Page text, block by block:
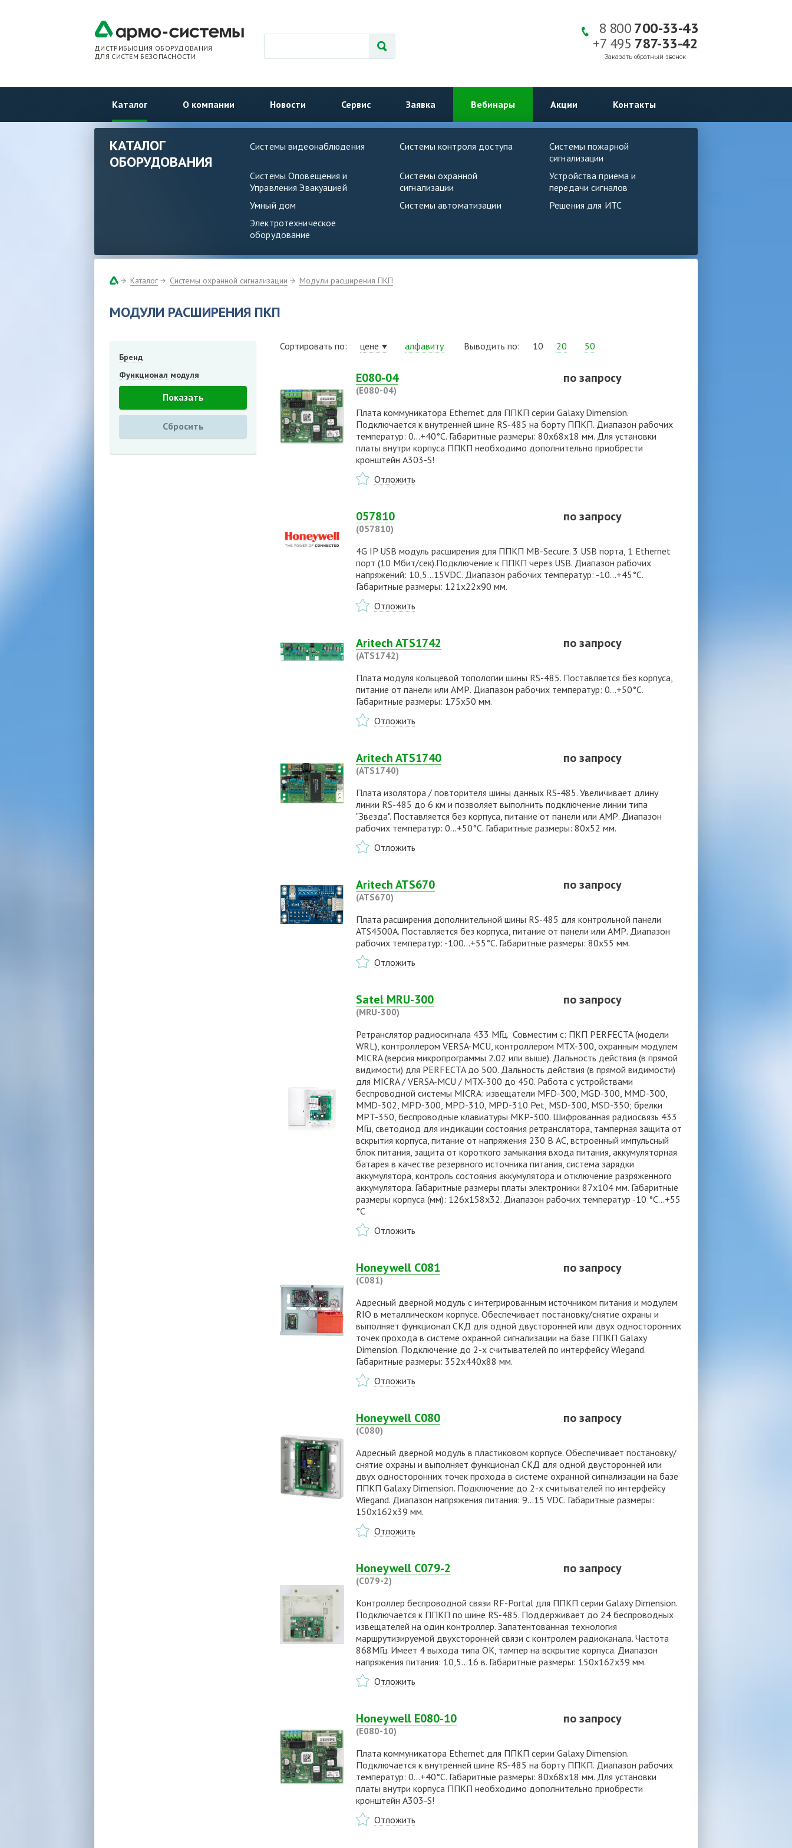
ДИСТРИБЬЮЦИЯ ОБОРУДОВАНИЯ
ДЛЯ СИСТЕМ БЕЗОПАСНОСТИ
8 800700-33-43
+7 495 787-33-42
Заказать обратный звонок
Каталог О компании Новости Сервис Заявка Вебинары Акции Контакты
КАТАЛОГ
ОБОРУДОВАНИЯ
Системы видеонаблюдения Системы контроля доступа
Системы пожарной
сигнализации
Системы Оповещения и
Управления Эвакуацией
Системы охранной
сигнализации
Устройства приема и
передачи сигналов
Умный дом
Системы автоматизации
Решения для ИТС
Электротехническое
оборудование
Каталог Системы охранной сигнализации Модули расширения ПКП
МОДУЛИ РАСШИРЕНИЯ ПКП
Бренд
Функционал модуля
Сортировать по: цене алфавиту Выводить по: 10 20 50
E080-04
(E080-04)
по запросу
Плата коммуникатора Ethernet для ППКП серии Galaxy Dimension.
Подключается к внутренней шине RS-485 на борту ППКП. Диапазон рабочих
температур: 0…+40°С. Габаритные размеры: 80х68х18 мм. Для установки
платы внутри корпуса ППКП необходимо дополнительно приобрести
кронштейн A303-S!
Отложить
057810
(057810)
по запросу
4G IP USB модуль расширения для ППКП MB-Secure. 3 USB порта, 1 Ethernet
порт (10 Мбит/сек).Подключение к ППКП через USB. Диапазон рабочих
напряжений: 10,5...15VDC. Диапазон рабочих температур: -10…+45°С.
Габаритные размеры: 121х22х90 мм.
Отложить
Aritech ATS1742
(ATS1742)
по запросу
Плата модуля кольцевой топологии шины RS-485. Поставляется без корпуса,
питание от панели или АМР. Диапазон рабочих температур: 0…+50°С.
Габаритные размеры: 175х50 мм.
Отложить
Aritech ATS1740
(ATS1740)
по запросу
Плата изолятора / повторителя шины данных RS-485. Увеличивает длину
линии RS-485 до 6 км и позволяет выполнить подключение линии типа
"Звезда". Поставляется без корпуса, питание от панели или АМР. Диапазон
рабочих температур: 0…+50°С. Габаритные размеры: 80х52 мм.
Отложить
Aritech ATS670
(ATS670)
по запросу
Плата расширения дополнительной шины RS-485 для контрольной панели
ATS4500A. Поставляется без корпуса, питание от панели или АМР. Диапазон
рабочих температур: -100…+55°С. Габаритные размеры: 80х55 мм.
Отложить
Satel MRU-300
(MRU-300)
по запросу
Ретранслятор радиосигнала 433 МГц. Совместим с: ПКП PERFECTA (модели
WRL), контроллером VERSA-MCU, контроллером MTX-300, охранным модулем
MICRA (версия микропрограммы 2.02 или выше). Дальность действия (в прямой
видимости) для PERFECTA до 500. Дальность действия (в прямой видимости)
для MICRA / VERSA-MCU / MTX-300 до 450. Работа с устройствами
беспроводной системы MICRA: извещатели MFD-300, MGD-300, MMD-300,
MMD-302, MPD-300, MPD-310, MPD-310 Pet, MSD-300, MSD-350; брелки
MPT-350, беспроводные клавиатуры MKP-300. Шифрованная радиосвязь 433
МГц, светодиод для индикации состояния ретранслятора, тамперная защита от
вскрытия корпуса, питание от напряжения 230 В AC, встроенный импульсный
блок питания, защита от короткого замыкания входа питания, аккумуляторная
батарея в качестве резервного источника питания, система зарядки
аккумулятора, контроль состояния аккумулятора и отключение разряженного
аккумулятора. Габаритные размеры платы электроники 87x104 мм. Габаритные
размеры корпуса (мм): 126x158x32. Диапазон рабочих температур -10 °C...+55
°C
Отложить
Honeywell C081
(C081)
по запросу
Адресный дверной модуль с интегрированным источником питания и модулем
RIO в металлическом корпусе. Обеспечивает постановку/снятие охраны и
выполняет функционал СКД для одной двусторонней или двух односторонних
точек прохода в системе охранной сигнализации на базе ППКП Galaxy
Dimension. Подключение до 2-х считывателей по интерфейсу Wiegand.
Габаритные размеры: 352х440х88 мм.
Отложить
Honeywell C080
(C080)
по запросу
Адресный дверной модуль в пластиковом корпусе. Обеспечивает постановку/
снятие охраны и выполняет функционал СКД для одной двусторонней или
двух односторонних точек прохода в системе охранной сигнализации на базе
ППКП Galaxy Dimension. Подключение до 2-х считывателей по интерфейсу
Wiegand. Диапазон напряжения питания: 9...15 VDC. Габаритные размеры:
150х162х39 мм.
Отложить
Honeywell C079-2
(C079-2)
по запросу
Контроллер беспроводной связи RF-Portal для ППКП серии Galaxy Dimension.
Подключается к ППКП по шине RS-485. Поддерживает до 24 беспроводных
извещателей на один контроллер. Запатентованная технология
маршрутизируемой двухсторонней связи с контролем радиоканала. Частота
868МГц. Имеет 4 выхода типа ОК, тампер на вскрытие корпуса. Диапазон
напряжения питания: 10,5...16 в. Габаритные размеры: 150х162х39 мм.
Отложить
Honeywell E080-10
(E080-10)
по запросу
Плата коммуникатора Ethernet для ППКП серии Galaxy Dimension.
Подключается к внутренней шине RS-485 на борту ППКП. Диапазон рабочих
температур: 0…+40°С. Габаритные размеры: 80х68х18 мм. Для установки
платы внутри корпуса ППКП необходимо дополнительно приобрести
кронштейн A303-S!
Отложить